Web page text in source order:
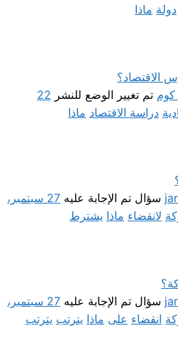
دولة ماذا
الاقتصاد؟
تم تغيير الوضع للنشر 22
دراسة الاقتصاد ماذا
سؤال تم الإجابة عليه
27 سبتمبر،
لانقضاء ماذا يشترط
سؤال تم الإجابة عليه
27 سبتمبر،
انقضاء على ماذا يترتب يترتب